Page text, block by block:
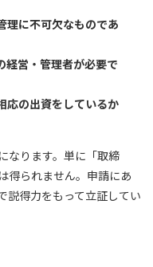
理に不可欠なものであ
経営・管理者が必要で
応の出資をしているか
なります。単に「取締
得られません。申請にあ
説得力をもって立証してい